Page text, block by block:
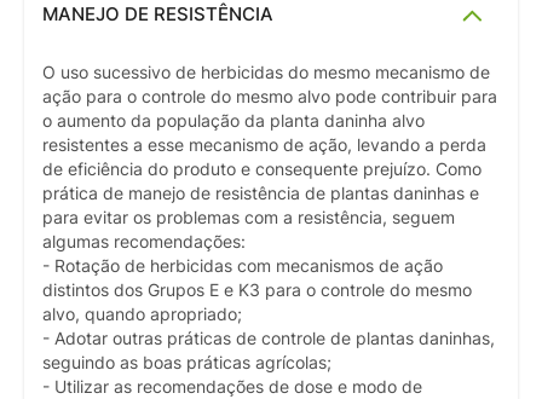
MANEJO DE RESISTÊNCIA
O uso sucessivo de herbicidas do mesmo mecanismo de
ação para o controle do mesmo alvo pode contribuir para
o aumento da população da planta daninha alvo
resistentes a esse mecanismo de ação, levando a perda
de eficiência do produto e consequente prejuízo. Como
prática de manejo de resistência de plantas daninhas e
para evitar os problemas com a resistência, seguem
algumas recomendações:
- Rotação de herbicidas com mecanismos de ação
distintos dos Grupos E e K3 para o controle do mesmo
alvo, quando apropriado;
- Adotar outras práticas de controle de plantas daninhas,
seguindo as boas práticas agrícolas;
- Utilizar as recomendações de dose e modo de